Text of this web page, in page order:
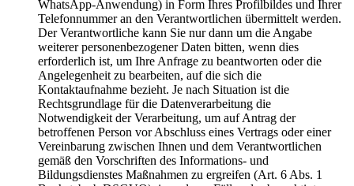
WhatsApp-Anwendung) in Form Ihres Profilbildes und Ihrer
Telefonnummer an den Verantwortlichen übermittelt werden.
Der Verantwortliche kann Sie nur dann um die Angabe
weiterer personenbezogener Daten bitten, wenn dies
erforderlich ist, um Ihre Anfrage zu beantworten oder die
Angelegenheit zu bearbeiten, auf die sich die
Kontaktaufnahme bezieht. Je nach Situation ist die
Rechtsgrundlage für die Datenverarbeitung die
Notwendigkeit der Verarbeitung, um auf Antrag der
betroffenen Person vor Abschluss eines Vertrags oder einer
Vereinbarung zwischen Ihnen und dem Verantwortlichen
gemäß den Vorschriften des Informations- und
Bildungsdienstes Maßnahmen zu ergreifen (Art. 6 Abs. 1